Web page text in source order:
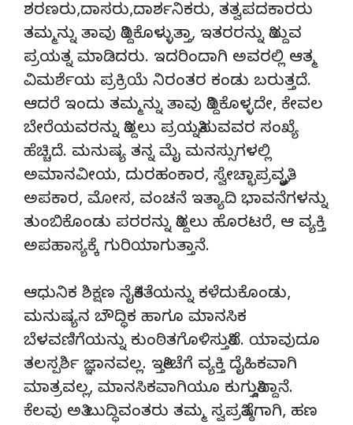
ಶರಣರು,ದಾಸರು,ದಾರ್ಶನಿಕರು, ತತ್ವಪದಕಾರರು
ತಮ್ಮನ್ನು ತಾವು ತಿದ್ದಿಕೊಳ್ಳುತ್ತಾ, ಇತರರನ್ನು ತಿದ್ದುವ
ಪ್ರಯತ್ನ ಮಾಡಿದರು. ಇದರಿಂದಾಗಿ ಅವರಲ್ಲಿ ಆತ್ಮ
ವಿಮರ್ಶೆಯ ಪ್ರಕ್ರಿಯೆ ನಿರಂತರ ಕಂಡು ಬರುತ್ತದೆ.
ಆದರೆ ಇಂದು ತಮ್ಮನ್ನು ತಾವು ತಿದ್ದಿಕೊಳ್ಳದೇ, ಕೇವಲ
ಬೇರೆಯವರನ್ನು ತಿದ್ದಲು ಪ್ರಯತ್ನಿಸುವವರ ಸಂಖ್ಯೆ
ಹೆಚ್ಚಿದೆ. ಮನುಷ್ಯ ತನ್ನ ಮೈ ಮನಸ್ಸುಗಳಲ್ಲಿ
ಅಮಾನವೀಯ, ದುರಹಂಕಾರ, ಸ್ವೇಚ್ಛಾಪ್ರವೃತ್ತಿ,
ಅಪಕಾರ, ಮೋಸ, ವಂಚನೆ ಇತ್ಯಾದಿ ಭಾವನೆಗಳನ್ನು
ತುಂಬಿಕೊಂಡು ಪರರನ್ನು ತಿದ್ದಲು ಹೊರಟರೆ, ಆ ವ್ಯಕ್ತಿ
ಅಪಹಾಸ್ಯಕ್ಕೆ ಗುರಿಯಾಗುತ್ತಾನೆ.
ಆಧುನಿಕ ಶಿಕ್ಷಣ ನೈತಿಕತೆಯನ್ನು ಕಳೆದುಕೊಂಡು,
ಮನುಷ್ಯನ ಬೌದ್ಧಿಕ ಹಾಗೂ ಮಾನಸಿಕ
ಬೆಳವಣಿಗೆಯನ್ನು ಕುಂಠಿತಗೊಳಿಸುತ್ತಿದೆ. ಯಾವುದೂ
ತಲಸ್ಪರ್ಶಿ ಜ್ಞಾನವಲ್ಲ. ಇತ್ತೀಚೆಗೆ ವ್ಯಕ್ತಿ ದೈಹಿಕವಾಗಿ
ಮಾತ್ರವಲ್ಲ, ಮಾನಸಿಕವಾಗಿಯೂ ಕುಗ್ಗುತ್ತಿದ್ದಾನೆ.
ಕೆಲವು ಅತಿ ಬುದ್ಧಿವಂತರು ತಮ್ಮ ಸ್ವಪ್ರತಿಷ್ಠೆಗಾಗಿ, ಹಣ